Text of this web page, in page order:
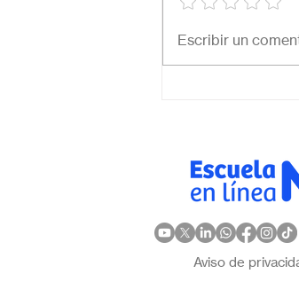
¿Cuál es el
Escribir un
Aviso de